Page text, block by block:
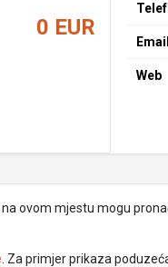
0 EUR
Email
Web
ovom mjestu mogu
. Za primjer prikaza